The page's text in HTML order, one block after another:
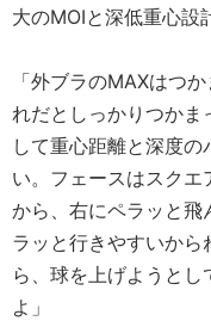
大のMOIと深低重心設
「外ブラのMAXはつ
れだとしっかりつかま
して重心距離と深度
い。フェースはスク
から、右にペラッと
ラッと行きやすいか
ら、球を上げようと
よ」